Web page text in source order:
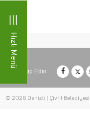
Hızlı Menü
Bizi Takip Edin
© 2026 Denizli | Çivril Belediyesi